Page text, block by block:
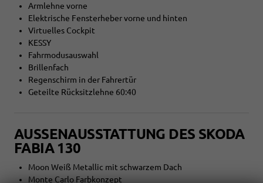
Armlehne vorne
Elektrische Fensterheber vorne und hinten
Virtuelles Cockpit
KESSY
Fahrmodusauswahl
Brillenfach
Regenschirm in der Fahrertür
Geteilte Rücksitzlehne 60:40
AUSSENAUSSTATTUNG DES SKODA F
ABIA 130
Moon Weiß Metallic mit schwarzem Dach
Monte Carlo Farbkonzept